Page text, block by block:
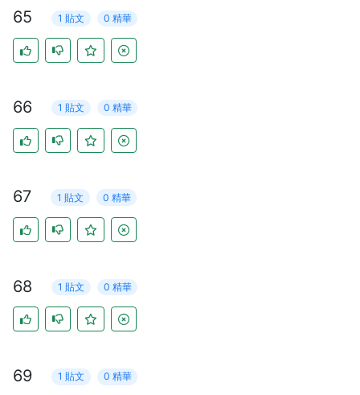
65 1 貼文 0 精華
66 1 貼文 0 精華
67 1 貼文 0 精華
68 1 貼文 0 精華
69 1 貼文 0 精華